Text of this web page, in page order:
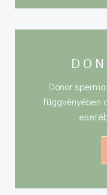
Donor
függvényében